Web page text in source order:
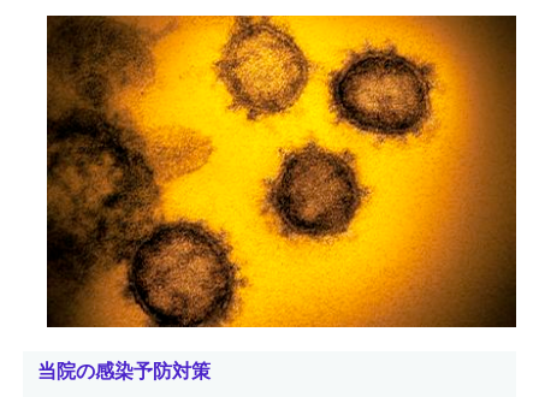
当院の感染予防対策